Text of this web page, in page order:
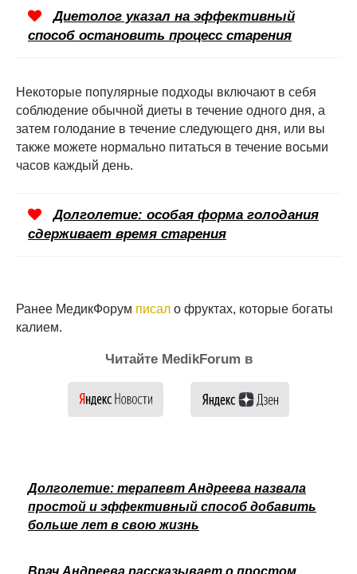
Диетолог указал на эффективный
способ остановить процесс старения
Некоторые популярные подходы включают в себя
соблюдение обычной диеты в течение одного дня, а
затем голодание в течение следующего дня, или вы
также можете нормально питаться в течение восьми
часов каждый день.
Долголетие: особая форма голодания
сдерживает время старения
Ранее МедикФорум писал о фруктах, которые богаты
калием.
Читайте MedikForum в
Долголетие: терапевт Андреева назвала
простой и эффективный способ добавить
больше лет в свою жизнь
Врач Андреева рассказывает о простом